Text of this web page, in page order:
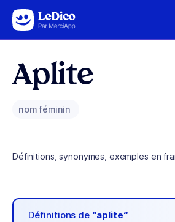
Aller au contenu
Aplite
nom féminin
Définitions, synonymes, exemples en
Définitions de “aplite“